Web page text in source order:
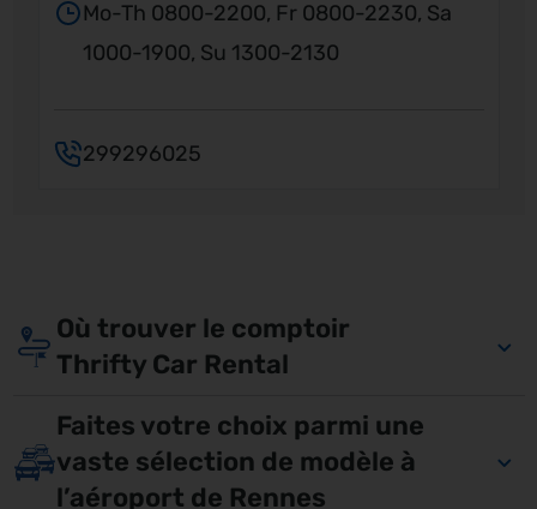
Mo-Th 0800-2200, Fr 0800-2230, Sa
1000-1900, Su 1300-2130
299296025
Où trouver le comptoir
Thrifty Car Rental
Faites votre choix parmi une
vaste sélection de modèle à
l’aéroport de Rennes